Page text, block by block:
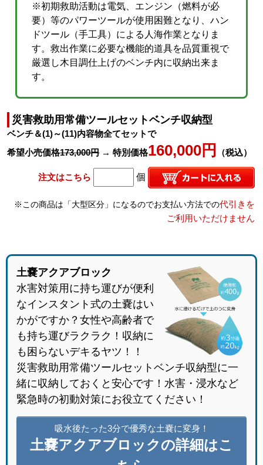
※初期救助活動は電気、エンジン（燃料が必
要）等のパワーツールが使用困難となり、ハン
ドツール（手工具）による人海作業となりま
す。救出作業に必要な機能的道具を品質重視で
厳選し木目調仕上げのベンチ内に収納出来ま
す。
災害救助用常備ツールセットベンチ収納型
ベンチ＆(1)～(11)内容物全てセットで
希望小売価格173,000円→ 特別価格160,000円 （税込）
注文はこちら 個
※この商品は「大型区分」になるのでお支払い方法での代引きを
ご利用いただけません
土嚢アクアブロック
水害対策用に持ち運びが便利
なインスタント式の土嚢はい
かがですか？女性や高齢者で
も持ち運びラクラク！収納に
も困らないデキるヤツ！！
災害救助用常備ツールセットベンチ収納型に一
緒に収納しておくと安心です！水害・浸水など
緊急時の初動対策にお役立てください！
吸水後たった3分で優秀な土嚢に変身！
土嚢アクアブロックの詳細はこ